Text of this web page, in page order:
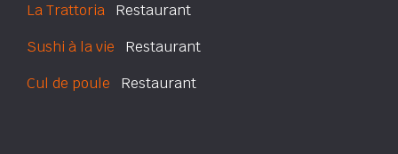
La Trattoria Restaurant
Sushi à la vie Restaurant
Cul de poule Restaurant